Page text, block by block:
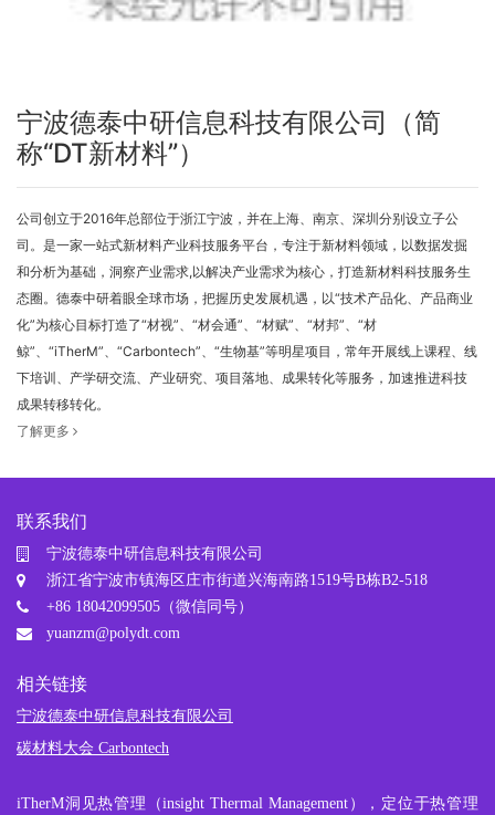
宁波德泰中研信息科技有限公司（简
称“DT新材料”）
公司创立于2016年总部位于浙江宁波，并在上海、南京、深圳分别设立子公
司。是一家一站式新材料产业科技服务平台，专注于新材料领域，以数据发掘
和分析为基础，洞察产业需求,以解决产业需求为核心，打造新材料科技服务生
态圈。德泰中研着眼全球市场，把握历史发展机遇，以“技术产品化、产品商业
化”为核心目标打造了“材视”、“材会通”、“材赋”、“材邦”、“材
鲸”、“iTherM”、“Carbontech”、“生物基”等明星项目，常年开展线上课程、线
下培训、产学研交流、产业研究、项目落地、成果转化等服务，加速推进科技
成果转移转化。
了解更多
联系我们
宁波德泰中研信息科技有限公司
浙江省宁波市镇海区庄市街道兴海南路1519号B栋B2-518
+86 18042099505（微信同号）
yuanzm@polydt.com
相关链接
宁波德泰中研信息科技有限公司
碳材料大会 Carbontech
iTherM洞见热管理 （insight Thermal Management），定位于热管理